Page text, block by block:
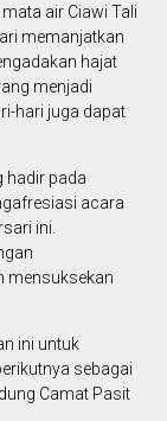
air Ciawi Tali
memanjatkan
hajat
menjadi
hari juga dapat
hadir pada
acara
ini.
mensuksekan
ini untuk
sebagai
Camat Pasit